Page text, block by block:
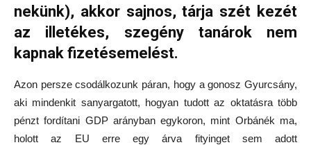
nekünk), akkor sajnos, tárja szét kezét
az illetékes, szegény tanárok nem
kapnak fizetésemelést.
Azon persze csodálkozunk páran, hogy a gonosz Gyurcsány,
aki mindenkit sanyargatott, hogyan tudott az oktatásra több
pénzt fordítani GDP arányban egykoron, mint Orbánék ma,
holott az EU erre egy árva fityinget sem adott